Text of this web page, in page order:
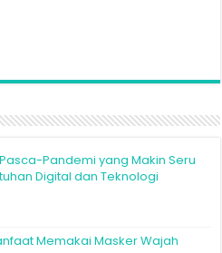
Pandemi yang Makin Seru
Digital dan Teknologi
Memakai Masker Wajah